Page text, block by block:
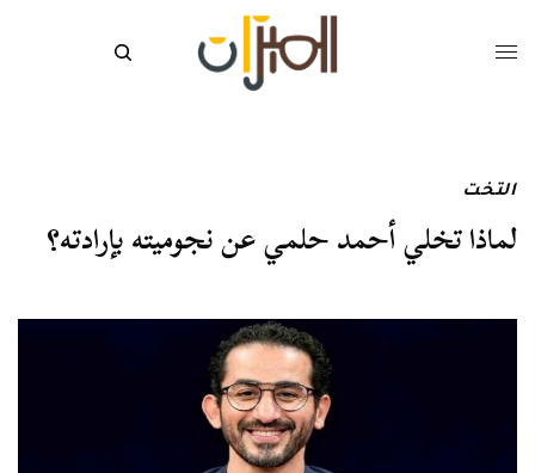
التخت
لماذا تخلي أحمد حلمي عن نجوميته بإرادته؟